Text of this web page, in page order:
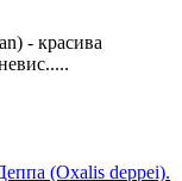
- красива